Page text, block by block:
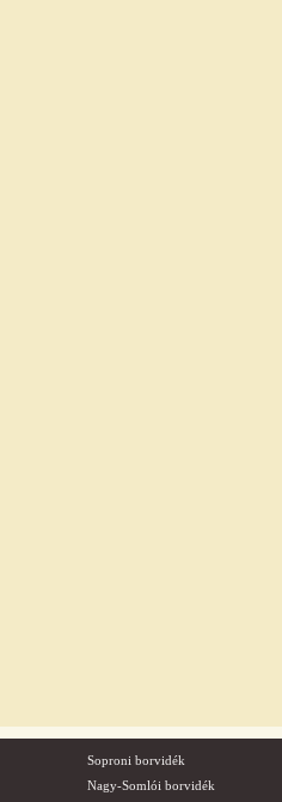
Soproni borvidék
Nagy-Somlói borvidék